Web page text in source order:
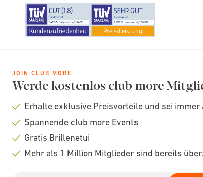
JOIN CLUB MORE
Werde kostenlos club more
Check
Erhalte exklusive Preisvorteile und sei
Check
Spannende club more Events
Check
Gratis Brillenetui
Mehr als 1 Million Mitglieder sind bereits